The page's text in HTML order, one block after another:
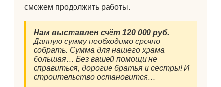
сможем продолжить работы.
Нам выставлен счёт 120 000 руб.
Данную сумму необходимо срочно
собрать. Сумма для нашего храма
большая… Без вашей помощи не
справиться, дорогие братья и сестры! И
строительство остановится…